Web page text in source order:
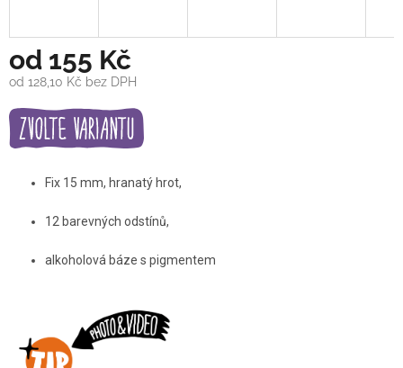
od 155 Kč
od 128,10 Kč bez DPH
Měrná
cena:
Fix 15 mm, hranatý hrot,
12 barevných odstínů,
alkoholová báze s pigmentem